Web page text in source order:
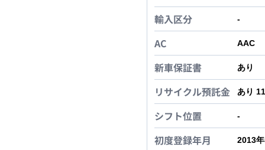
輸入区分 -
AC AAC
新車保証書 あり
リサイクル預託金 あり
シフト位置 -
初度登録年月 2013